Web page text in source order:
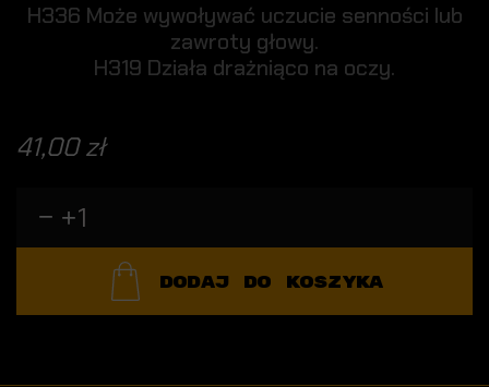
H336 Może wywoływać uczucie senności lub
zawroty głowy.
H319 Działa drażniąco na oczy.
41,00 zł
DODAJ DO KOSZYKA